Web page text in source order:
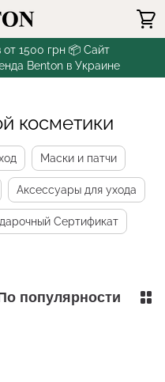
от 1500 грн 📦 Сайт
Benton в Украине
косметики
Маски и патчи
Аксессуары для ухода
Сертификат
популярности